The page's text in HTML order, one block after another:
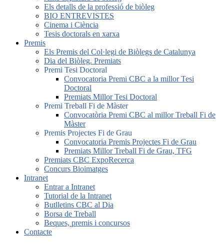
Els detalls de la professió de biòleg
BIO ENTREVISTES
Cinema i Ciència
Tesis doctorals en xarxa
Premis
Els Premis del Col·legi de Biòlegs de Catalunya
Dia del Biòleg. Premiats
Premi Tesi Doctoral
Convocatoria Premi CBC a la millor Tesi
Doctoral
Premiats Millor Tesi Doctoral
Premi Treball Fi de Màster
Convocatòria Premi CBC al millor Treball Fi de
Màster
Premis Projectes Fi de Grau
Convocatoria Premis Projectes Fi de Grau
Premiats Millor Treball Fi de Grau, TFG
Premiats CBC ExpoRecerca
Concurs Bioimatges
Intranet
Entrar a Intranet
Tutorial de la Intranet
Butlletins CBC al Dia
Borsa de Treball
Beques, premis i concursos
Contacte